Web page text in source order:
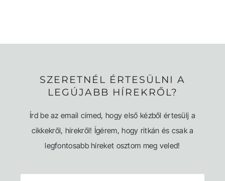
SZERETNÉL ÉRTESÜLNI A
LEGÚJABB HÍREKRŐL?
Írd be az email címed, hogy első kézből értesülj a
cikkekről, hírekről! Ígérem, hogy ritkán és csak a
legfontosabb híreket osztom meg veled!